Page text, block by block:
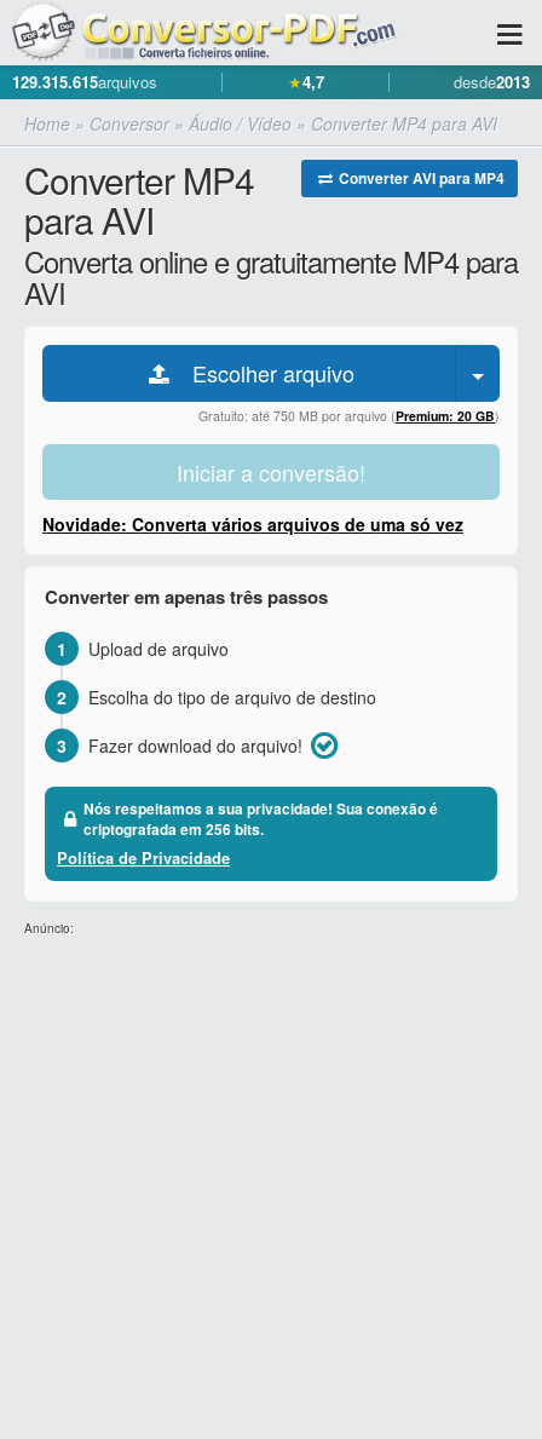
129.315.615arquivos ★4,7 desde2013
Home » Conversor» Áudio / Vídeo » Converter MP4 para AVI
Converter AVI para MP4
Converter MP4
para AVI
Converta online e gratuitamente MP4 para
AVI
Escolher arquivo
Gratuito: até 750 MB por arquivo (Premium: 20 GB)
Iniciar a conversão!
Novidade: Converta vários arquivos de uma só vez
Converter em apenas três passos
1
Upload de arquivo
2
Escolha do tipo de arquivo de destino
3
Fazer download do arquivo!
Nós respeitamos a sua privacidade! Sua conexão é
criptografada em 256 bits.
Política de Privacidade
Anúncio: